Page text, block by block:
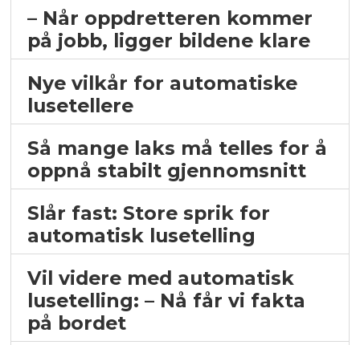
– Når oppdretteren kommer
på jobb, ligger bildene klare
Nye vilkår for automatiske
lusetellere
Så mange laks må telles for å
oppnå stabilt gjennomsnitt
Slår fast: Store sprik for
automatisk lusetelling
Vil videre med automatisk
lusetelling: – Nå får vi fakta
på bordet